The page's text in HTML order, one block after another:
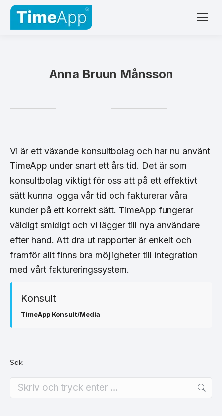
Anna Bruun Månsson
Vi är ett växande konsultbolag och har nu använt
TimeApp under snart ett års tid. Det är som
konsultbolag viktigt för oss att på ett effektivt
sätt kunna logga vår tid och fakturerar våra
kunder på ett korrekt sätt. TimeApp fungerar
väldigt smidigt och vi lägger till nya användare
efter hand. Att dra ut rapporter är enkelt och
framför allt finns bra möjligheter till integration
med vårt faktureringssystem.
Konsult
TimeApp Konsult/Media
Sök